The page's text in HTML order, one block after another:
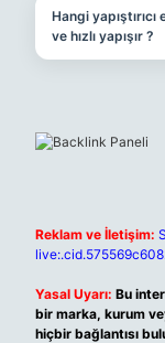
Hangi yapıştırıcı
ve hızlı yapışır ?
Reklam ve İletişim:
Yasal Uyarı: Bu
bir marka, kurum
hiçbir bağlantısı